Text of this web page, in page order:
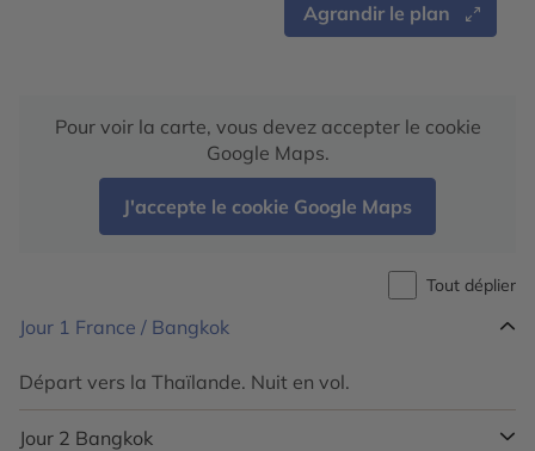
Agrandir le plan
Pour voir la carte, vous devez accepter le cookie
Google Maps.
J'accepte le cookie Google Maps
Tout déplier
Jour 1 France / Bangkok
Départ vers la Thaïlande. Nuit en vol.
Jour 2 Bangkok